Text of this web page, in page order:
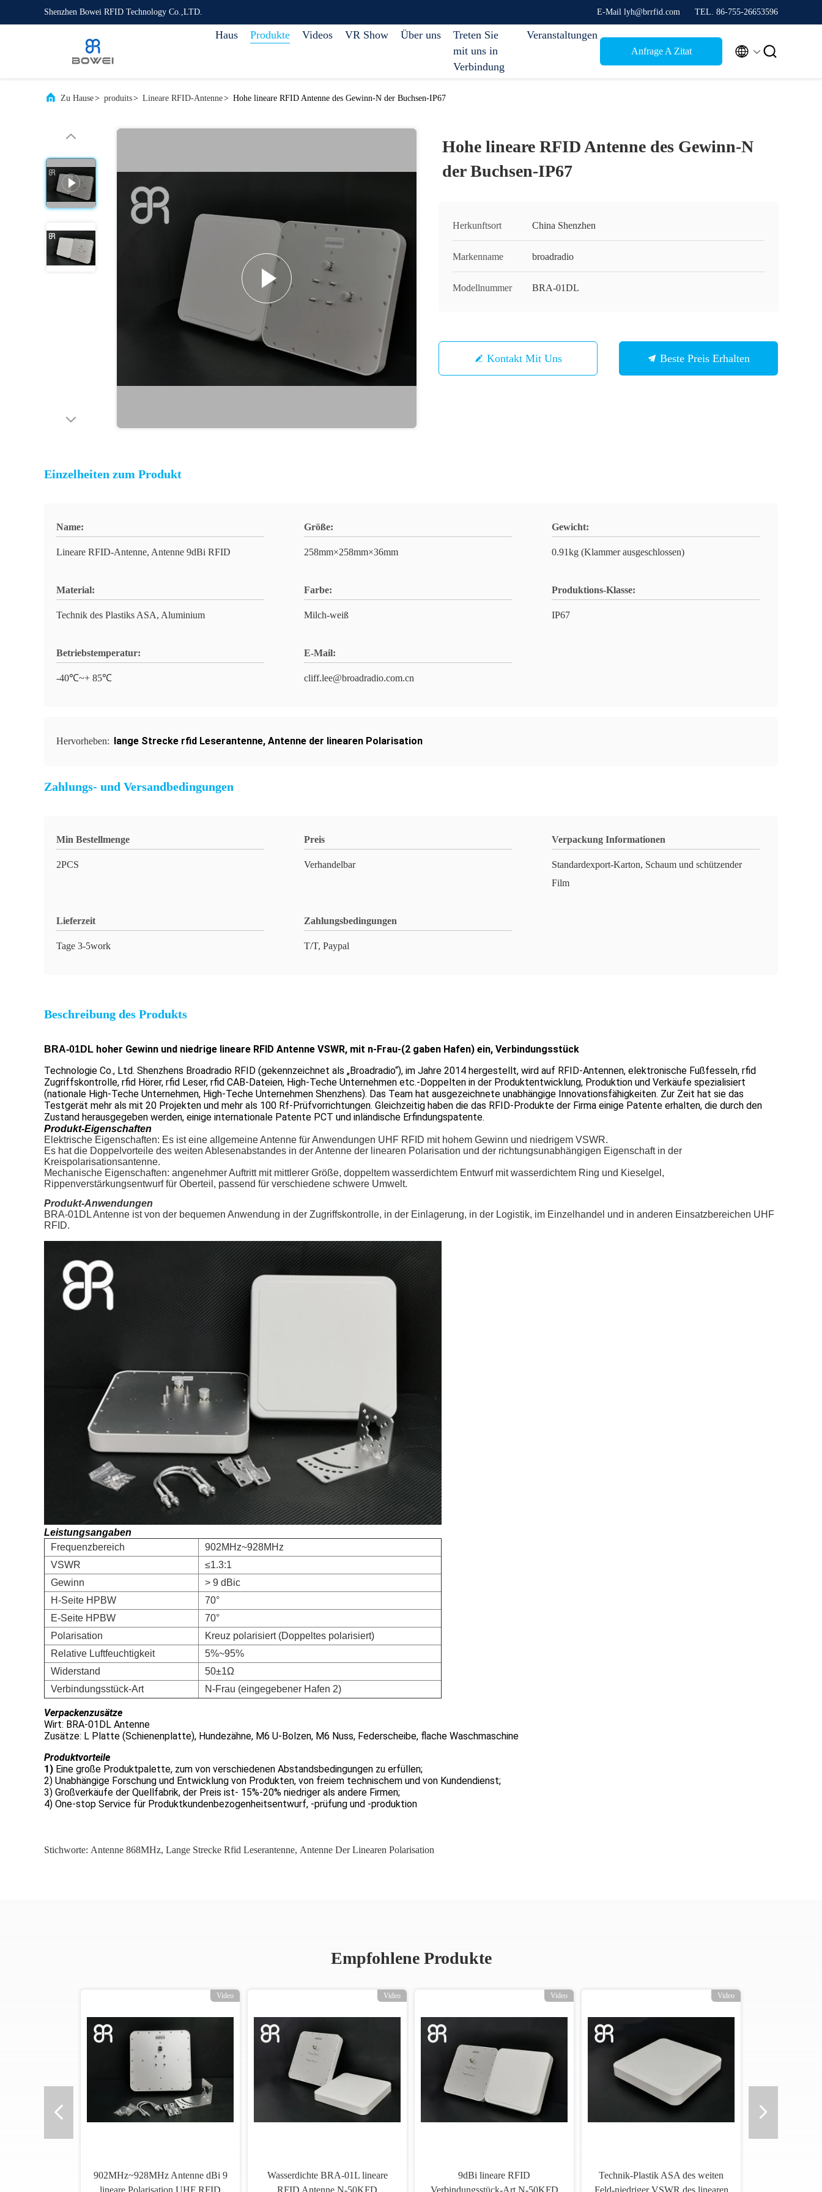
Shenzhen Bowei RFID Technology Co.,LTD. E-Mail lyh@brrfid.com TEL. 86-755-26653596
Haus Produkte Videos VR Show Über uns
Treten Sie
mit uns in
Verbindung
Veranstaltungen
Anfrage A Zitat  
Zu Hause> produits> Lineare RFID-Antenne> Hohe lineare RFID Antenne des Gewinn-N der Buchsen-IP67
Hohe lineare RFID Antenne des Gewinn-N
der Buchsen-IP67
Herkunftsort China Shenzhen
Markenname broadradio
Modellnummer BRA-01DL
Kontakt Mit Uns Beste Preis Erhalten
Einzelheiten zum Produkt
Name:
Lineare RFID-Antenne, Antenne 9dBi RFID
Größe:
258mm×258mm×36mm
Gewicht:
0.91kg (Klammer ausgeschlossen)
Material:
Technik des Plastiks ASA, Aluminium
Farbe:
Milch-weiß
Produktions-Klasse:
IP67
Betriebstemperatur:
-40℃~+ 85℃
E-Mail:
cliff.lee@broadradio.com.cn
Hervorheben: lange Strecke rfid Leserantenne, Antenne der linearen Polarisation
Zahlungs- und Versandbedingungen
Min Bestellmenge
2PCS
Preis
Verhandelbar
Verpackung Informationen
Standardexport-Karton, Schaum und schützender
Film
Lieferzeit
Tage 3-5work
Zahlungsbedingungen
T/T, Paypal
Beschreibung des Produkts
BRA-01DL hoher Gewinn und niedrige lineare RFID Antenne VSWR, mit n-Frau-(2 gaben Hafen) ein, Verbindungsstück
Technologie Co., Ltd. Shenzhens Broadradio RFID (gekennzeichnet als „Broadradio“), im Jahre 2014 hergestellt, wird auf RFID-Antennen, elektronische Fußfesseln, rfid
Zugriffskontrolle, rfid Hörer, rfid Leser, rfid CAB-Dateien, High-Teche Unternehmen etc.-Doppelten in der Produktentwicklung, Produktion und Verkäufe spezialisiert
(nationale High-Teche Unternehmen, High-Teche Unternehmen Shenzhens). Das Team hat ausgezeichnete unabhängige Innovationsfähigkeiten. Zur Zeit hat sie das
Testgerät mehr als mit 20 Projekten und mehr als 100 Rf-Prüfvorrichtungen. Gleichzeitig haben die das RFID-Produkte der Firma einige Patente erhalten, die durch den
Zustand herausgegeben werden, einige internationale Patente PCT und inländische Erfindungspatente.
Produkt-Eigenschaften
Elektrische Eigenschaften: Es ist eine allgemeine Antenne für Anwendungen UHF RFID mit hohem Gewinn und niedrigem VSWR.
Es hat die Doppelvorteile des weiten Ablesenabstandes in der Antenne der linearen Polarisation und der richtungsunabhängigen Eigenschaft in der
Kreispolarisationsantenne.
Mechanische Eigenschaften: angenehmer Auftritt mit mittlerer Größe, doppeltem wasserdichtem Entwurf mit wasserdichtem Ring und Kieselgel,
Rippenverstärkungsentwurf für Oberteil, passend für verschiedene schwere Umwelt.
Produkt-Anwendungen
BRA-01DL Antenne ist von der bequemen Anwendung in der Zugriffskontrolle, in der Einlagerung, in der Logistik, im Einzelhandel und in anderen Einsatzbereichen UHF
RFID.
Leistungsangaben
Frequenzbereich
902MHz~928MHz
VSWR
≤1.3:1
Gewinn
> 9 dBic
H-Seite HPBW
70°
E-Seite HPBW
70°
Polarisation
Kreuz polarisiert (Doppeltes polarisiert)
Relative Luftfeuchtigkeit
5%~95%
Widerstand
50±1Ω
Verbindungsstück-Art
N-Frau (eingegebener Hafen 2)
Verpackenzusätze
Wirt: BRA-01DL Antenne
Zusätze: L Platte (Schienenplatte), Hundezähne, M6 U-Bolzen, M6 Nuss, Federscheibe, flache Waschmaschine
Produktvorteile
1) Eine große Produktpalette, zum von verschiedenen Abstandsbedingungen zu erfüllen;
2) Unabhängige Forschung und Entwicklung von Produkten, von freiem technischem und von Kundendienst;
3) Großverkäufe der Quellfabrik, der Preis ist- 15%-20% niedriger als andere Firmen;
4) One-stop Service für Produktkundenbezogenheitsentwurf, -prüfung und -produktion
Stichworte: Antenne 868MHz, Lange Strecke Rfid Leserantenne, Antenne Der Linearen Polarisation
Empfohlene Produkte
Video
902MHz~928MHz Antenne dBi 9
lineare Polarisation UHF RFID
Video
Wasserdichte BRA-01L lineare
RFID Antenne N-50KFD
Video
9dBi lineare RFID
Verbindungsstück-Art N-50KFD
Video
Technik-Plastik ASA des weiten
Feld-niedriger VSWR des linearen